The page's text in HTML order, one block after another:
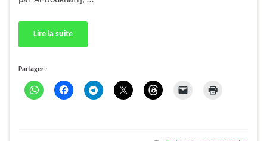
Lire la suite
Partager :